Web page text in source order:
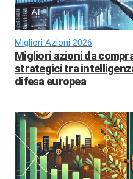
Migliori Azioni 2026
Migliori azioni da
strategici tra
difesa europea